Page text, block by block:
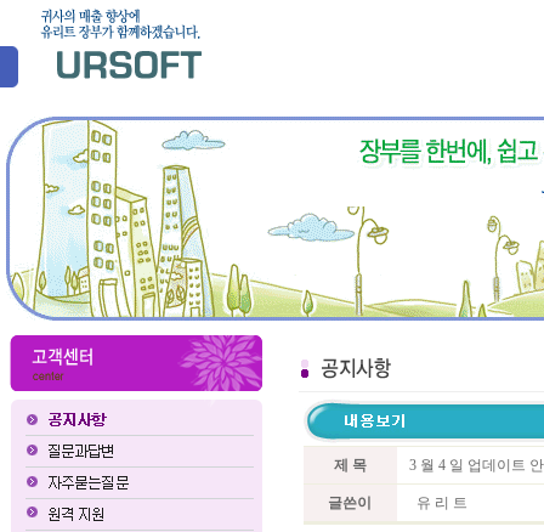
제 목 3 월 4 일 업데이트
글쓴이 유 리 트